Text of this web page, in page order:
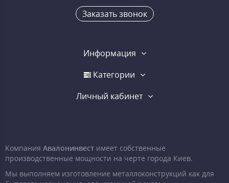
Заказать звонок
Информация
Категории
Личный кабинет
Компания Авалонинвест имеет собственные
производственные мощности на черте города Киев.
Мы выполняем изготовление металлоконструкций как для